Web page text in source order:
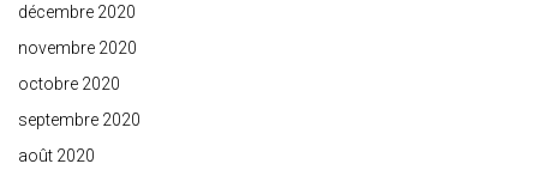
décembre 2020
novembre 2020
octobre 2020
septembre 2020
août 2020